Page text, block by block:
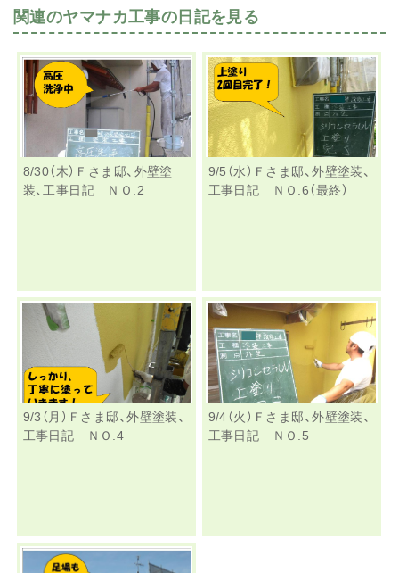
関連のヤマナカ工事の日記を見る
8/30（木）Ｆさま邸、外壁塗
装、工事日記 ＮＯ.2
9/5（水）Ｆさま邸、外壁塗装、
工事日記 ＮＯ.6（最終）
9/3（月）Ｆさま邸、外壁塗装、
工事日記 ＮＯ.4
9/4（火）Ｆさま邸、外壁塗装、
工事日記 ＮＯ.5